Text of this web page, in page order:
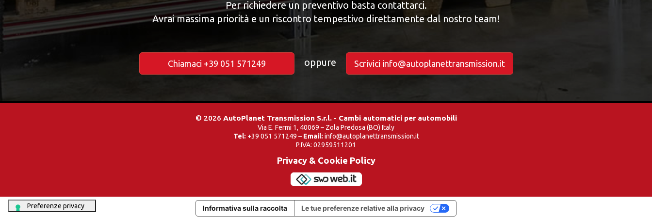
Per richiedere un preventivo basta contattarci.
Avrai massima priorità e un riscontro tempestivo direttamente dal nostro team!
Chiamaci +39 051 571249 oppure Scrivici info@autoplanettransmission.it
© 2026 AutoPlanet Transmission S.r.l. - Cambi automatici per automobili
Via E. Fermi 1, 40069 – Zola Predosa (BO) Italy
Tel: +39 051 571249 – Email: info@autoplanettransmission.it
P.IVA: 02959511201
Privacy & Cookie Policy
Informativa sulla raccolta Le tue preferenze relative alla privacy